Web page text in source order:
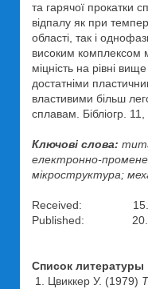
та гарячої прокатки
відпалу як при
області, так і
високим комплексом
міцність на рівні
достатніми
властивими більш
сплавам. Бібліогр. 11,
Ключові слова:
електронно-
мікроструктура;
Received:
Published:
Список литературы
Цвиккер У. (1979)